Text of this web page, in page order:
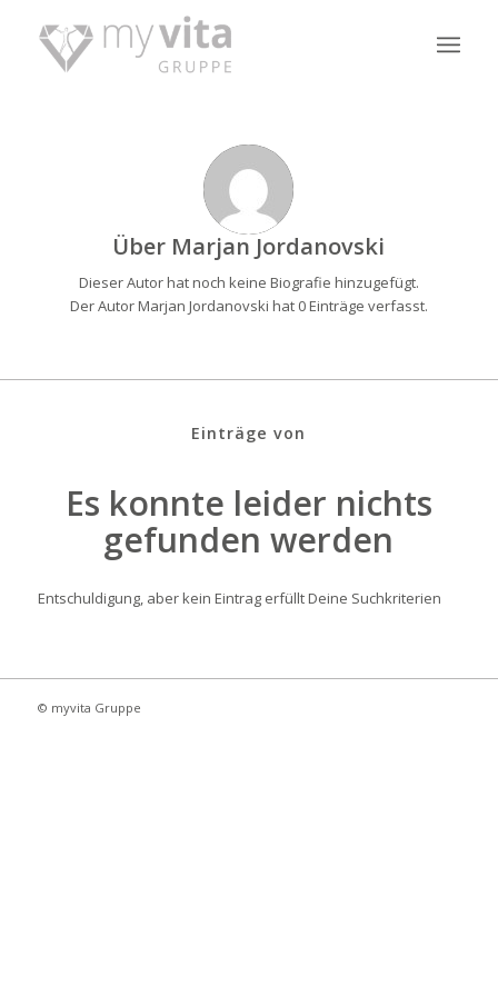
Über Marjan Jordanovski
Dieser Autor hat noch keine Biografie hinzugefügt.
Der AutorMarjan Jordanovski hat 0 Einträge verfasst.
Einträge von
Es konnte leider nichts
gefunden werden
Entschuldigung, aber kein Eintrag erfüllt Deine Suchkriterien
© myvita Gruppe